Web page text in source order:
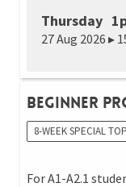
Thursday
27 Aug 2026 ▸
Beginner
8-WEEK SPECIAL
For A1-A2.1